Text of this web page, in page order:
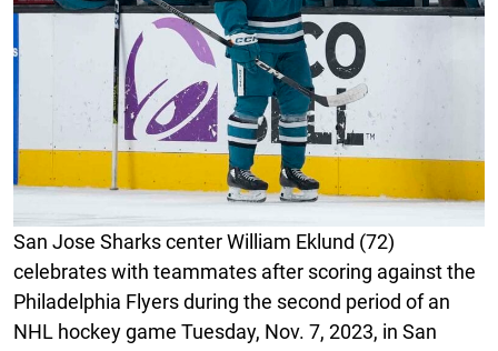
San Jose Sharks center William Eklund (72)
celebrates with teammates after scoring against the
Philadelphia Flyers during the second period of an
NHL hockey game Tuesday, Nov. 7, 2023, in San